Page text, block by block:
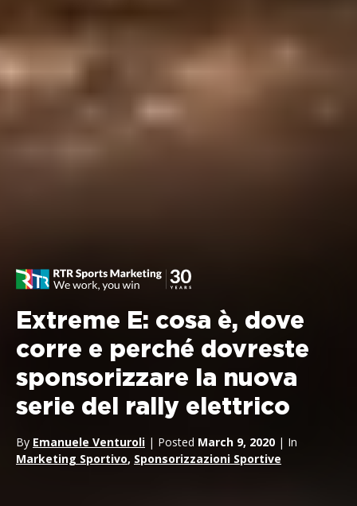
Extreme E: cosa è, dove
corre e perché dovreste
sponsorizzare la nuova
serie del rally elettrico
By Emanuele Venturoli | Posted March 9, 2020 | In
Marketing Sportivo, Sponsorizzazioni Sportive